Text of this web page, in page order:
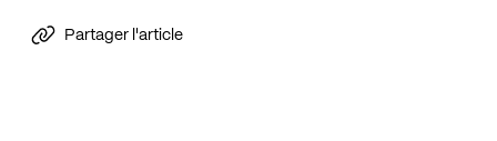
Partager l'article